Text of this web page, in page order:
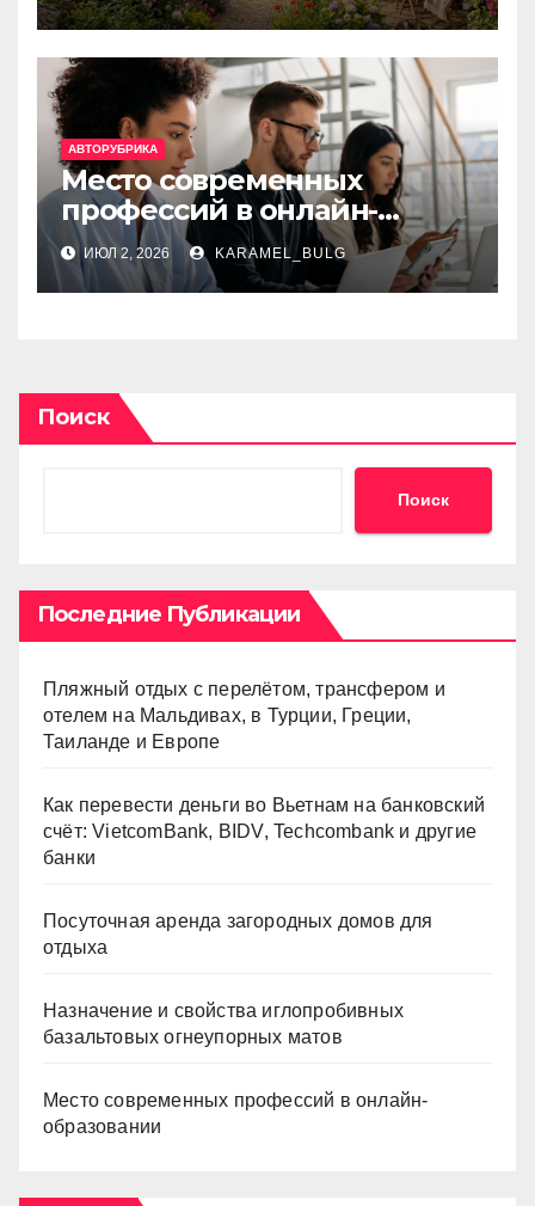
АВТОРУБРИКА
Место современных
профессий в онлайн-
образовании
ИЮЛ 2, 2026 KARAMEL_BULG
Поиск
Поиск
Последние Публикации
Пляжный отдых с перелётом, трансфером и
отелем на Мальдивах, в Турции, Греции,
Таиланде и Европе
Как перевести деньги во Вьетнам на банковский
счёт: VietcomBank, BIDV, Techcombank и другие
банки
Посуточная аренда загородных домов для
отдыха
Назначение и свойства иглопробивных
базальтовых огнеупорных матов
Место современных профессий в онлайн-
образовании